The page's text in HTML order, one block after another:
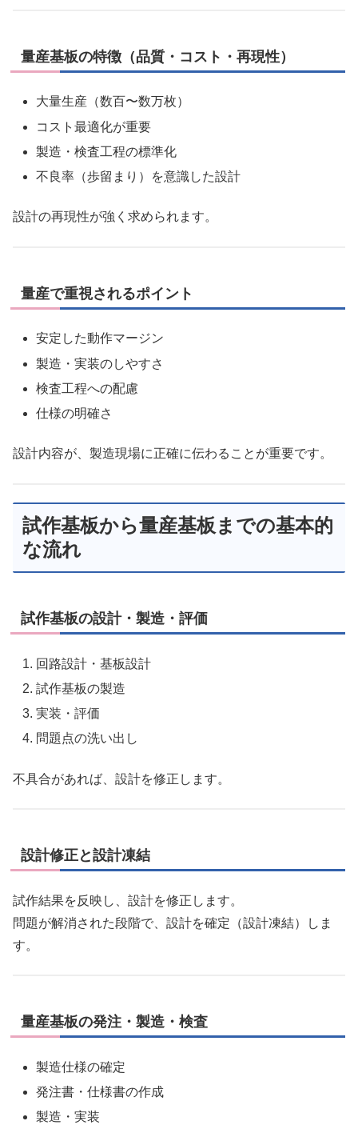
量産基板の特徴（品質・コスト・再現性）
大量生産（数百〜数万枚）
コスト最適化が重要
製造・検査工程の標準化
不良率（歩留まり）を意識した設計
設計の再現性が強く求められます。
量産で重視されるポイント
安定した動作マージン
製造・実装のしやすさ
検査工程への配慮
仕様の明確さ
設計内容が、製造現場に正確に伝わることが重要です。
試作基板から量産基板までの基本的
な流れ
試作基板の設計・製造・評価
回路設計・基板設計
試作基板の製造
実装・評価
問題点の洗い出し
不具合があれば、設計を修正します。
設計修正と設計凍結
試作結果を反映し、設計を修正します。
問題が解消された段階で、設計を確定（設計凍結）しま
す。
量産基板の発注・製造・検査
製造仕様の確定
発注書・仕様書の作成
製造・実装